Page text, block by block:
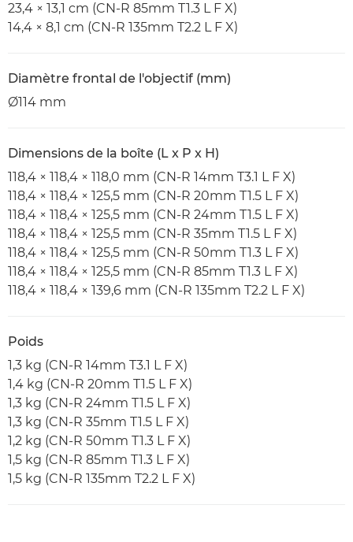
23,4 × 13,1 cm (CN-R 85mm T1.3 L F X)
14,4 × 8,1 cm (CN-R 135mm T2.2 L F X)
Diamètre frontal de l'objectif (mm)
Ø114 mm
Dimensions de la boîte (L x P x H)
118,4 × 118,4 × 118,0 mm (CN-R 14mm T3.1 L F X)
118,4 × 118,4 × 125,5 mm (CN-R 20mm T1.5 L F X)
118,4 × 118,4 × 125,5 mm (CN-R 24mm T1.5 L F X)
118,4 × 118,4 × 125,5 mm (CN-R 35mm T1.5 L F X)
118,4 × 118,4 × 125,5 mm (CN-R 50mm T1.3 L F X)
118,4 × 118,4 × 125,5 mm (CN-R 85mm T1.3 L F X)
118,4 × 118,4 × 139,6 mm (CN-R 135mm T2.2 L F X)
Poids
1,3 kg (CN-R 14mm T3.1 L F X)
1,4 kg (CN-R 20mm T1.5 L F X)
1,3 kg (CN-R 24mm T1.5 L F X)
1,3 kg (CN-R 35mm T1.5 L F X)
1,2 kg (CN-R 50mm T1.3 L F X)
1,5 kg (CN-R 85mm T1.3 L F X)
1,5 kg (CN-R 135mm T2.2 L F X)